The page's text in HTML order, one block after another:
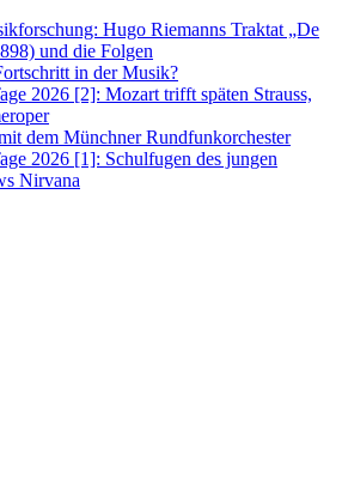
Hugo Riemanns Traktat „De
und die Folgen
in der Musik?
2026 [2]: Mozart trifft späten Strauss,
dem Münchner Rundfunkorchester
2026 [1]: Schulfugen des jungen
Nirvana